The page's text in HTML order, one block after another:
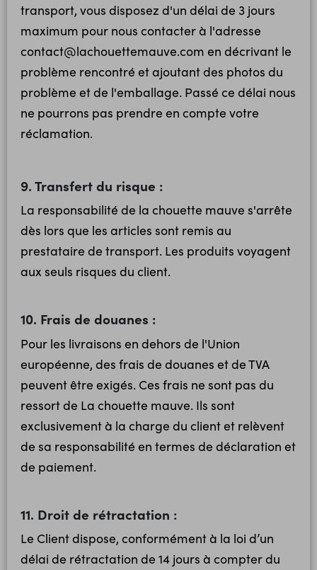
transport, vous disposez d'un délai de 3 jours
maximum pour nous contacter à l'adresse
contact@lachouettemauve.com en décrivant le
problème rencontré et ajoutant des photos du
problème et de l'emballage. Passé ce délai nous
ne pourrons pas prendre en compte votre
réclamation.
9. Transfert du risque :
La responsabilité de la chouette mauve s'arrête
dès lors que les articles sont remis au
prestataire de transport. Les produits voyagent
aux seuls risques du client.
10. Frais de douanes :
Pour les livraisons en dehors de l'Union
européenne, des frais de douanes et de TVA
peuvent être exigés. Ces frais ne sont pas du
ressort de La chouette mauve. Ils sont
exclusivement à la charge du client et relèvent
de sa responsabilité en termes de déclaration et
de paiement.
11. Droit de rétractation :
Le Client dispose, conformément à la loi d’un
délai de rétractation de 14 jours à compter du